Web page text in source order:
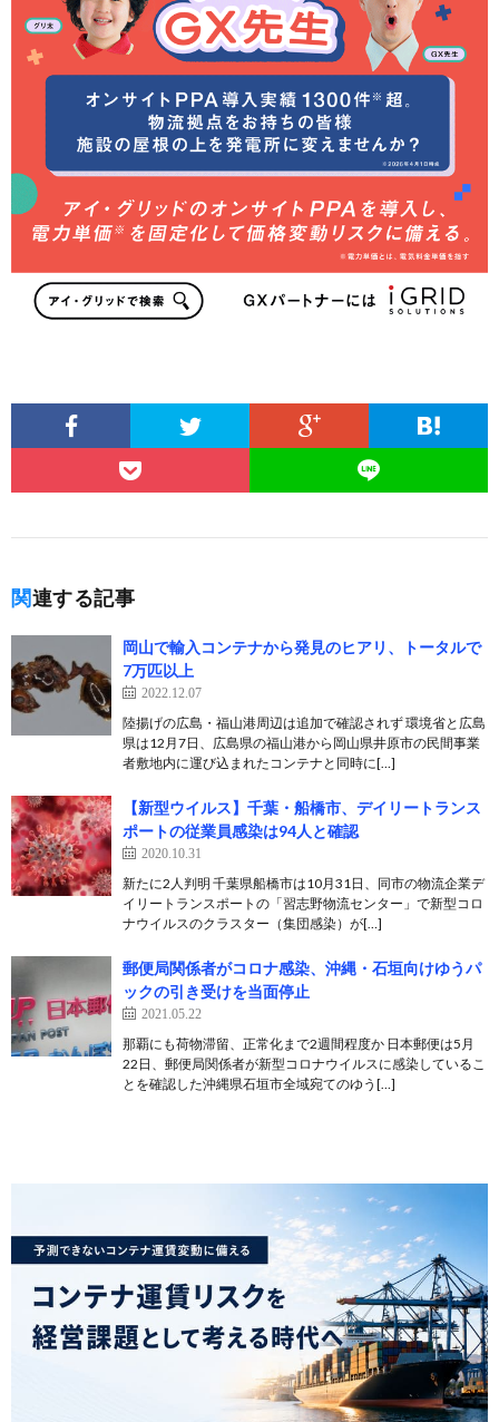
関連する記事
岡山で輸入コンテナから発見のヒアリ、トータルで
7万匹以上
2022.12.07
陸揚げの広島・福山港周辺は追加で確認されず 環境省と広島
県は12月7日、広島県の福山港から岡山県井原市の民間事業
者敷地内に運び込まれたコンテナと同時に[…]
【新型ウイルス】千葉・船橋市、デイリートランス
ポートの従業員感染は94人と確認
2020.10.31
新たに2人判明 千葉県船橋市は10月31日、同市の物流企業デ
イリートランスポートの「習志野物流センター」で新型コロ
ナウイルスのクラスター（集団感染）が[…]
郵便局関係者がコロナ感染、沖縄・石垣向けゆうパ
ックの引き受けを当面停止
2021.05.22
那覇にも荷物滞留、正常化まで2週間程度か 日本郵便は5月
22日、郵便局関係者が新型コロナウイルスに感染しているこ
とを確認した沖縄県石垣市全域宛てのゆう[…]